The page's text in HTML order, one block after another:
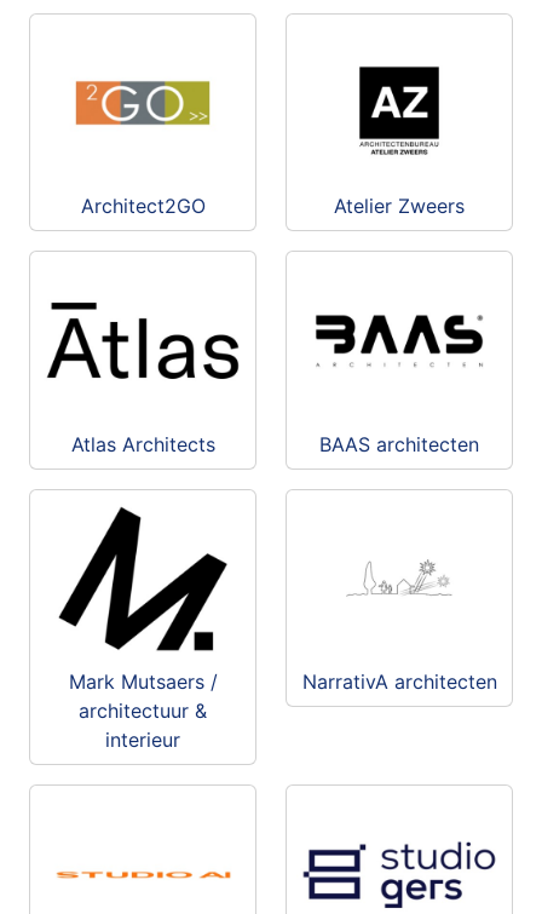
Architect2GO Atelier Zweers
Atlas Architects BAAS architecten
Mark Mutsaers /
architectuur &
interieur
NarrativA architecten